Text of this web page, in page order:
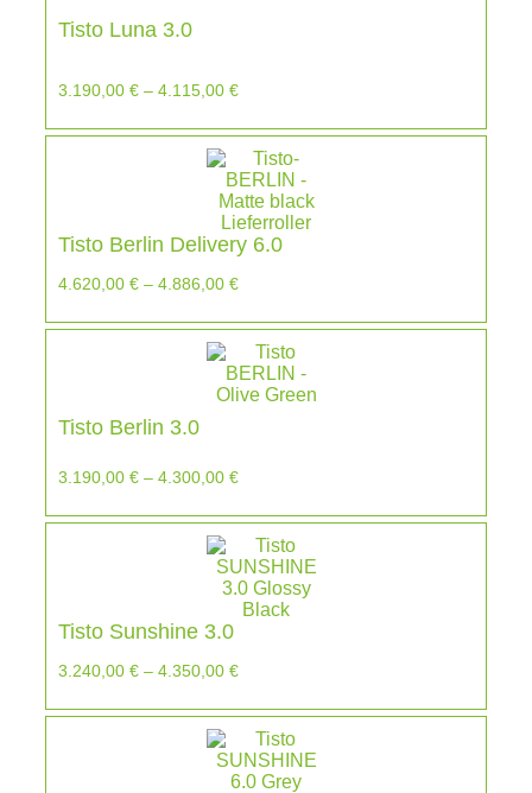
Tisto Luna 3.0
3.190,00 € – 4.115,00 €
Tisto Berlin Delivery 6.0
4.620,00 € – 4.886,00 €
Tisto Berlin 3.0
3.190,00 € – 4.300,00 €
Tisto Sunshine 3.0
3.240,00 € – 4.350,00 €